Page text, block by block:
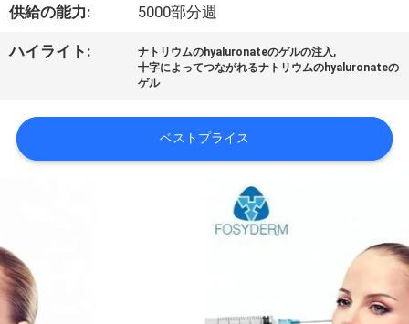
場
ツ
ー
管
理
供給の能力: 5000部分週
ハイライト: ナトリウムのhyaluronateのゲルの注入,
十字によってつながれるナトリウムのhyaluronateの
ゲル
ベストプライス